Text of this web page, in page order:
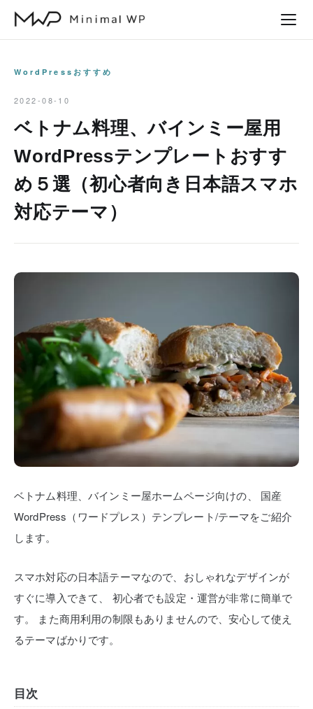
WordPressおすすめ
2022-08-10
ベトナム料理、バインミー屋用
WordPressテンプレートおすす
め５選（初心者向き日本語スマホ
対応テーマ）
ベトナム料理、バインミー屋ホームページ向けの、
国産
WordPress（ワードプレス）テンプレート/テーマをご紹介
します。
スマホ対応の日本語テーマなので、おしゃれなデザインが
すぐに導入できて、
初心者でも設定・運営が非常に簡単で
す。
また商用利用の制限もありませんので、安心して使え
るテーマばかりです。
目次